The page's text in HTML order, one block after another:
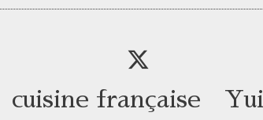
cuisine française Yui